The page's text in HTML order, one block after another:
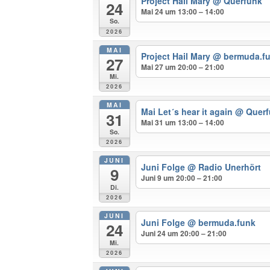
24
So.
2026
Mai 24 um 13:00 – 14:00
MAI
27
Mi.
2026
Project Hail Mary@
Mai 27 um 20:00 – 21:00
MAI
31
So.
2026
Mai Let´s hear it again@
Mai 31 um 13:00 – 14:00
JUNI
9
Di.
2026
Juni Folge@ Radio Unerhört
Juni 9 um 20:00 – 21:00
JUNI
24
Mi.
2026
Juni Folge@ bermuda.funk
Juni 24 um 20:00 – 21:00